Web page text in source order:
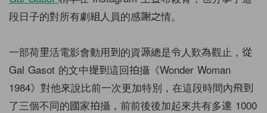
段日子的對所有劇組人員的感謝之情。
一部荷里活電影會動用到的資源總是令人歎為觀止，從
Gal Gasot 的文中提到這回拍攝《Wonder Woman
1984》對他來說比前一次更加特別，在這段時間內飛到
了三個不同的國家拍攝，前前後後加起來共有多達 1000